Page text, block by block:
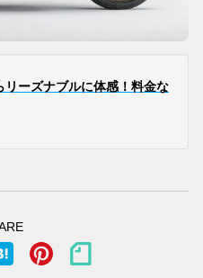
ーズナブルに体感！料金な